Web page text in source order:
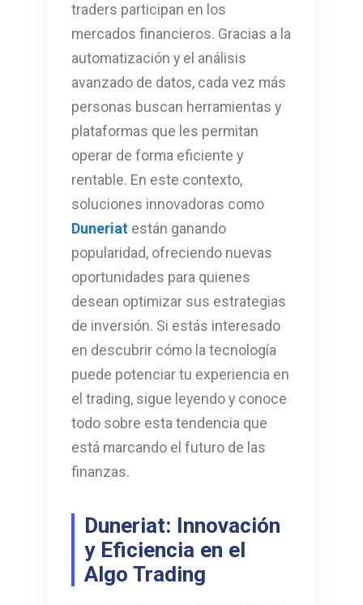
traders participan en los
mercados financieros. Gracias a la
automatización y el análisis
avanzado de datos, cada vez más
personas buscan herramientas y
plataformas que les permitan
operar de forma eficiente y
rentable. En este contexto,
soluciones innovadoras como
Duneriat están ganando
popularidad, ofreciendo nuevas
oportunidades para quienes
desean optimizar sus estrategias
de inversión. Si estás interesado
en descubrir cómo la tecnología
puede potenciar tu experiencia en
el trading, sigue leyendo y conoce
todo sobre esta tendencia que
está marcando el futuro de las
finanzas.
Duneriat: Innovación
y Eficiencia en el
Algo Trading